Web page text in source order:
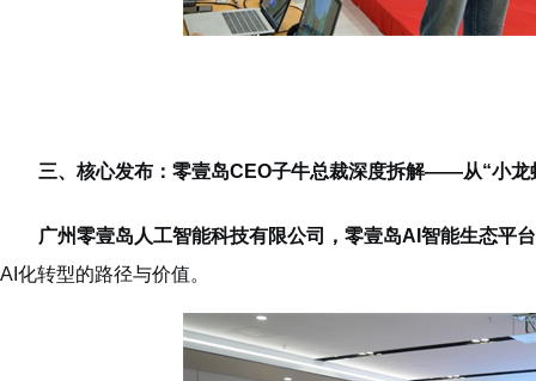
三、核心发布：零壹岛CEO子牛总裁深度拆解——从“小龙
广州零壹岛人工智能科技有限公司，零壹岛AI智能生态平
AI化转型的路径与价值。